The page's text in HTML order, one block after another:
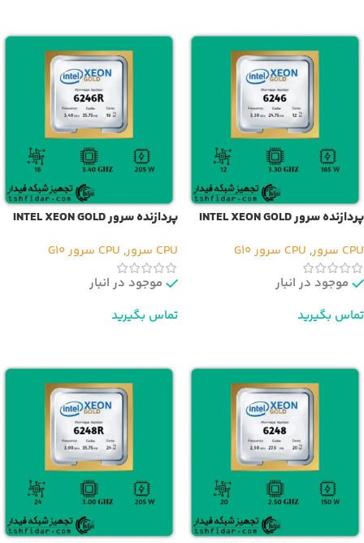
پردازنده سرور INTEL XEON GOLD
CPU سرور
, CPU سرور G10
موجود در انبار
تماس بگیرید
پردازنده سرور INTEL XEON GOLD
CPU سرور
, CPU سرور G10
موجود در انبار
تماس بگیرید